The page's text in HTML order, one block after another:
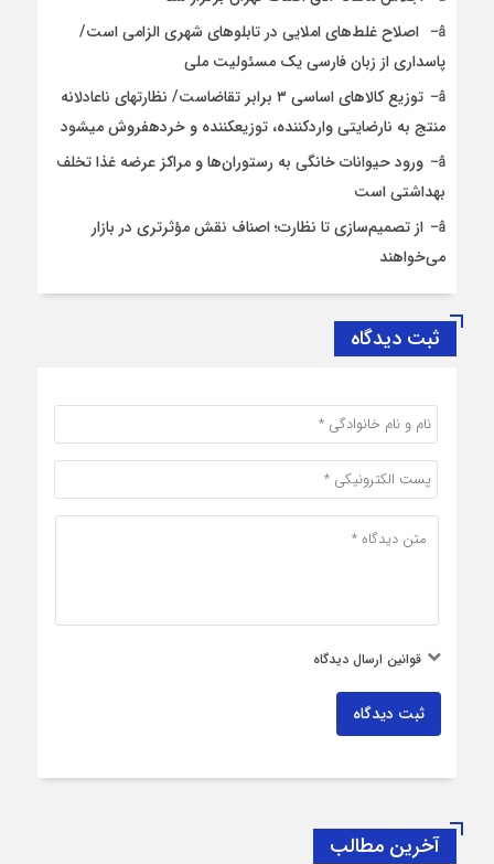
اصلاح غلط‌های املایی در تابلوهای شهری الزامی است/
پاسداری از زبان فارسی یک مسئولیت ملی
توزیع کالاهای اساسی ۳ برابر تقاضاست/ نظارت‎های ناعادلانه
منتج به نارضایتی واردکننده، توزیع‎کننده و خرده‎فروش می‎شود
ورود حیوانات خانگی به رستوران‌ها و مراکز عرضه غذا تخلف
بهداشتی است
از تصمیم‌سازی تا نظارت؛ اصناف نقش مؤثرتری در بازار
می‌خواهند
ثبت دیدگاه
قوانین ارسال دیدگاه
ثبت دیدگاه
آخرین مطالب